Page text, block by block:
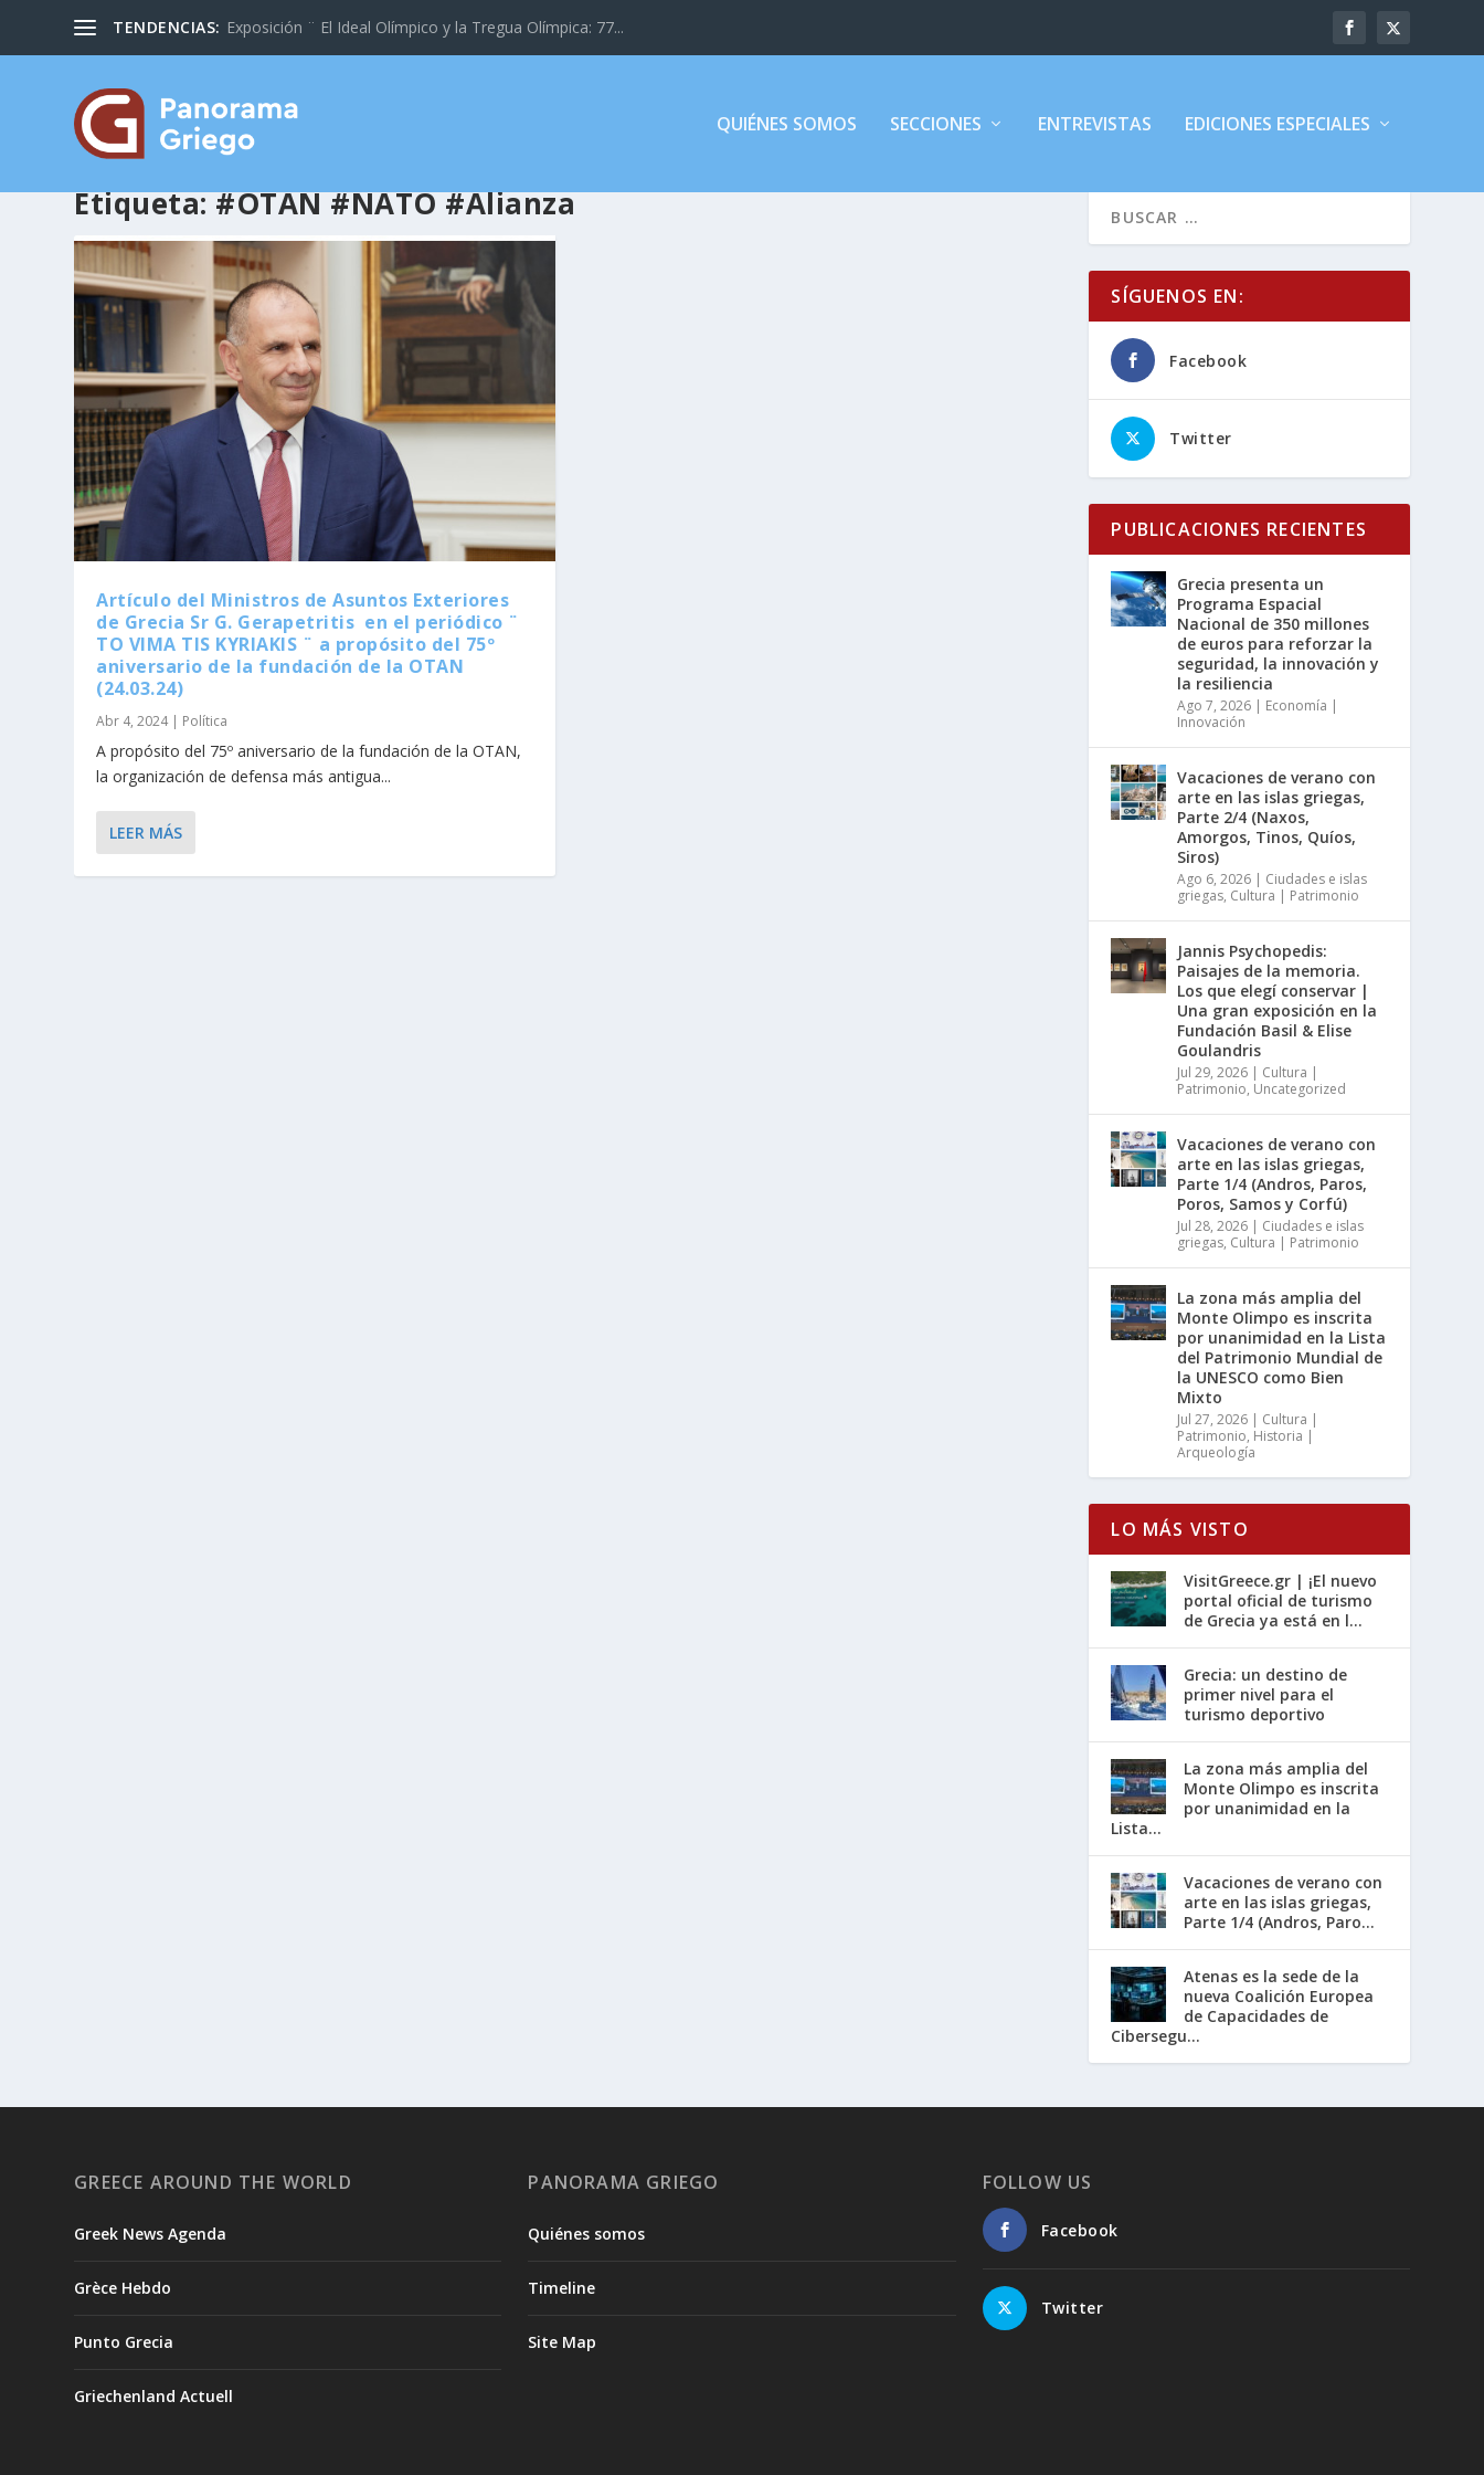
TENDENCIAS: Exposición ¨ El Ideal Olímpico y la Tregua Olímpica: 77...
QUIÉNES SOMOS SECCIONES ENTREVISTAS EDICIONES ESPECIALES
Etiqueta:#OTAN #NATO #Alianza
Artículo del Ministros de Asuntos Exteriores
de Grecia Sr G. Gerapetritis en el periódico ¨
TO VIMA TIS KYRIAKIS ¨ a propósito del 75º
aniversario de la fundación de la OTAN
(24.03.24)
Abr 4, 2024| Política
A propósito del 75º aniversario de la fundación de la OTAN,
la organización de defensa más antigua...
LEER MÁS
SÍGUENOS EN:
Facebook
Twitter
PUBLICACIONES RECIENTES
Grecia presenta un
Programa Espacial
Nacional de 350 millones
de euros para reforzar la
seguridad, la innovación y
la resiliencia
Ago 7, 2026 | Economía |
Innovación
Vacaciones de verano con
arte en las islas griegas,
Parte 2/4 (Naxos,
Amorgos, Tinos, Quíos,
Siros)
Ago 6, 2026 | Ciudades e islas
griegas, Cultura | Patrimonio
Jannis Psychopedis:
Paisajes de la memoria.
Los que elegí conservar |
Una gran exposición en la
Fundación Basil & Elise
Goulandris
Jul 29, 2026 | Cultura |
Patrimonio, Uncategorized
Vacaciones de verano con
arte en las islas griegas,
Parte 1/4 (Andros, Paros,
Poros, Samos y Corfú)
Jul 28, 2026 | Ciudades e islas
griegas, Cultura | Patrimonio
La zona más amplia del
Monte Olimpo es inscrita
por unanimidad en la Lista
del Patrimonio Mundial de
la UNESCO como Bien
Mixto
Jul 27, 2026 | Cultura |
Patrimonio, Historia |
Arqueología
LO MÁS VISTO
VisitGreece.gr | ¡El nuevo
portal oficial de turismo
de Grecia ya está en l...
Grecia: un destino de
primer nivel para el
turismo deportivo
La zona más amplia del
Monte Olimpo es inscrita
por unanimidad en la
Lista...
Vacaciones de verano con
arte en las islas griegas,
Parte 1/4 (Andros, Paro...
Atenas es la sede de la
nueva Coalición Europea
de Capacidades de
Cibersegu...
GREECE AROUND THE WORLD
Greek News Agenda
Grèce Hebdo
Punto Grecia
Griechenland Actuell
PANORAMA GRIEGO
Quiénes somos
Timeline
Site Map
FOLLOW US
Facebook
Twitter